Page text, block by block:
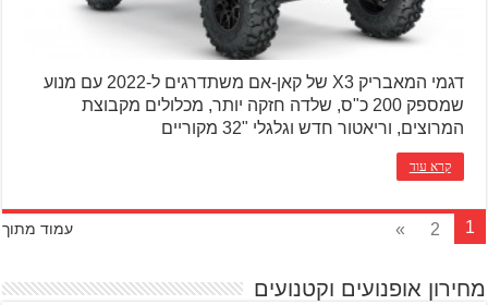
דגמי המאבריק X3 של קאן-אם משתדרגים ל-2022 עם מנוע
שמספק 200 כ"ס, שלדה חזקה יותר, מכלולים מקבוצת
המרוצים, וריאטור חדש וגלגלי "32 מקוריים
קרא עוד
עמוד מתוך 1
2
»
מחירון אופנועים וקטנועים